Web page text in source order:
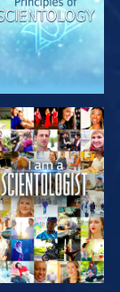
ANSEHEN